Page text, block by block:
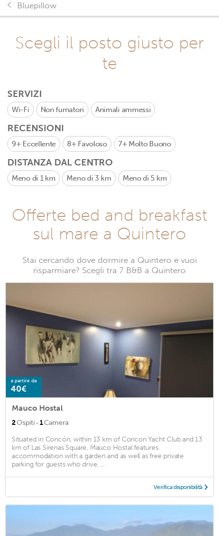
Bluepillow
Scegli il posto giusto per
te
SERVIZI
Wi-Fi Non fumatori Animali ammessi
RECENSIONI
9+ Eccellente 8+ Favoloso 7+ Molto Buono
DISTANZA DAL CENTRO
Meno di 1 km Meno di 3 km Meno di 5 km
Offerte bed and breakfast
sul mare a Quintero
Stai cercando dove dormire a Quintero e vuoi
risparmiare? Scegli tra 7 B&B a Quintero
a partire da
40€
Mauco Hostal
2Ospiti · 1Camera
Situated in Concón, within 13 km of Concon Yacht Club and 13
km of Las Sirenas Square, Mauco Hostal features
accommodation with a garden and as well as free private
parking for guests who drive. ...
Verifica disponibilità